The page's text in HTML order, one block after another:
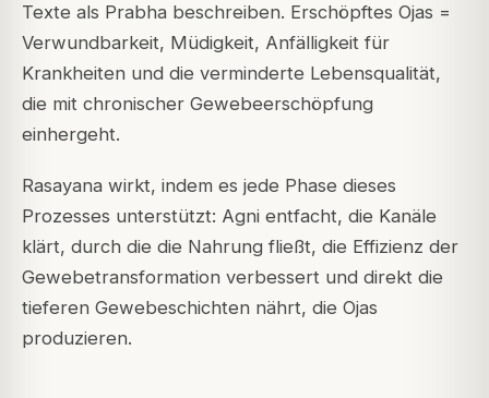
Texte als Prabha beschreiben. Erschöpftes Ojas =
Verwundbarkeit, Müdigkeit, Anfälligkeit für
Krankheiten und die verminderte Lebensqualität,
die mit chronischer Gewebeerschöpfung
einhergeht.
Rasayana wirkt, indem es jede Phase dieses
Prozesses unterstützt: Agni entfacht, die Kanäle
klärt, durch die die Nahrung fließt, die Effizienz der
Gewebetransformation verbessert und direkt die
tieferen Gewebeschichten nährt, die Ojas
produzieren.